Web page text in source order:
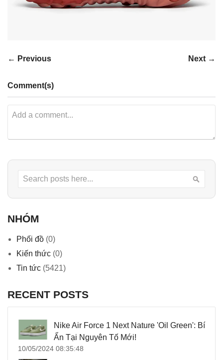
← Previous Next →
Comment(s)
Search
NHÓM
Phối đồ (0)
Kiến thức (0)
Tin tức (5421)
RECENT POSTS
Nike Air Force 1 Next Nature 'Oil Green': Bí
Ẩn Tại Nguyên Tố Mới!
10/05/2024 08:35:48